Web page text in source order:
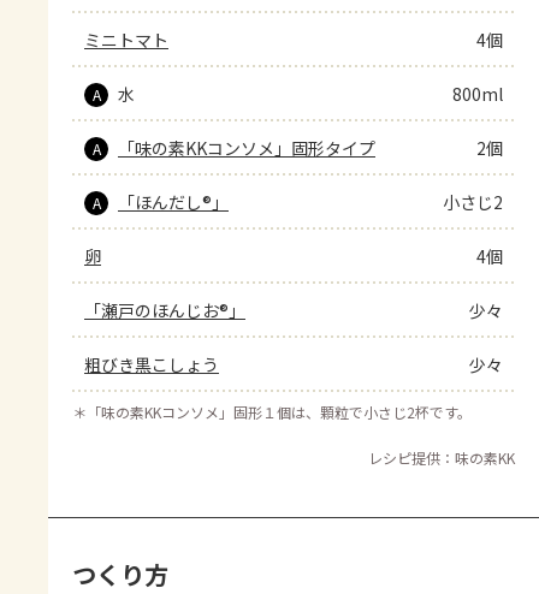
ミニトマト 4個
A 水 800ml
A 「味の素KKコンソメ」固形タイプ 2個
A 「ほんだし®」 小さじ2
卵 4個
「瀬戸のほんじお®」 少々
粗びき黒こしょう 少々
＊ 「味の素KKコンソメ」固形１個は、顆粒で小さじ2杯です。
レシピ提供：味の素KK
つくり方